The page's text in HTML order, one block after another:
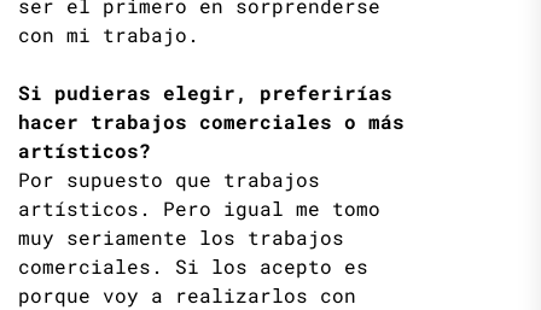
ser el primero en sorprenderse
con mi trabajo.
Si pudieras elegir, preferirías
hacer trabajos comerciales o más
artísticos?
Por supuesto que trabajos
artísticos. Pero igual me tomo
muy seriamente los trabajos
comerciales. Si los acepto es
porque voy a realizarlos con